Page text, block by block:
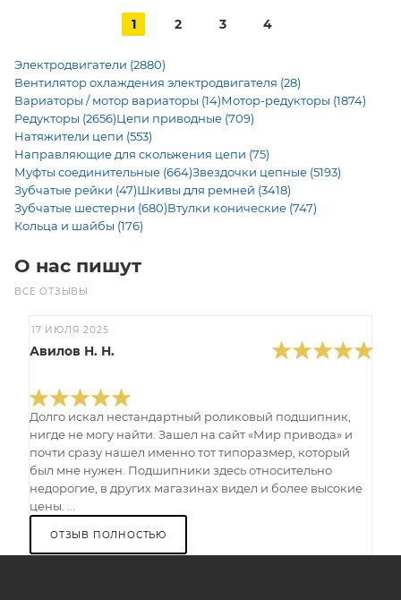
1 2 3 4
Электродвигатели (2880)
Вентилятор охлаждения электродвигателя (28)
Вариаторы / мотор вариаторы (14)Мотор-редукторы (1874)
Редукторы (2656)Цепи приводные (709)
Натяжители цепи (553)
Направляющие для скольжения цепи (75)
Муфты соединительные (664)Звездочки цепные (5193)
Зубчатые рейки (47)Шкивы для ремней (3418)
Зубчатые шестерни (680)Втулки конические (747)
Кольца и шайбы (176)
О нас пишут
ВСЕ ОТЗЫВЫ
17 ИЮЛЯ 2025
Авилов Н. Н.
Долго искал нестандартный роликовый подшипник,
нигде не могу найти. Зашел на сайт «Мир привода» и
почти сразу нашел именно тот типоразмер, который
был мне нужен. Подшипники здесь относительно
недорогие, в других магазинах видел и более высокие
цены. ...
ОТЗЫВ ПОЛНОСТЬЮ